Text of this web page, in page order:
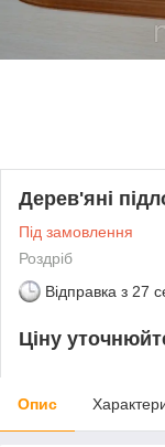
Дерев'яні
Під замовлення
Роздріб
Відправка з 27
Ціну
Опис